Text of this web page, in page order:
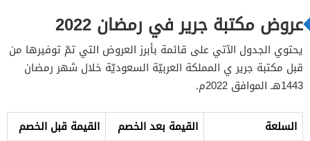
عروض مكتبة جرير في رمضان 2022
يحتوي الجدول الآتي على قائمة بأبرز العروض التي تمّ توفيرها من
قبل مكتبة جرير ي المملكة العربيّة السعوديّة خلال شهر رمضان
1443هـ الموافق 2022م.
السلعة القيمة بعد الخصم
القيمة قبل الخصم